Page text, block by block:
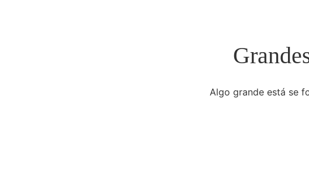
Algo grande está se